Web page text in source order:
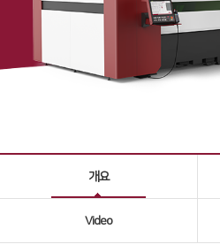
기업정신
국내지사
개요
Video